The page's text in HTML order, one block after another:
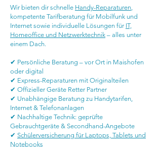
Wir bieten dir schnelle Handy-Reparaturen
kompetente Tarifberatung für Mobilfunk und
Internet sowie individuelle Lösungen für IT,
Homeoffice und Netzwerktechnik – alles unter
einem Dach.
✔ Persönliche Beratung – vor Ort in Maishofen
oder digital
✔ Express-Reparaturen mit Originalteilen
✔ Offizieller Geräte Retter Partner
✔ Unabhängige Beratung zu Handytarifen,
Internet & Telefonanlagen
✔ Nachhaltige Technik: geprüfte
Gebrauchtgeräte & Secondhand-Angebote
✔ Schülerversicherung für Laptops, Tablets und
Notebooks